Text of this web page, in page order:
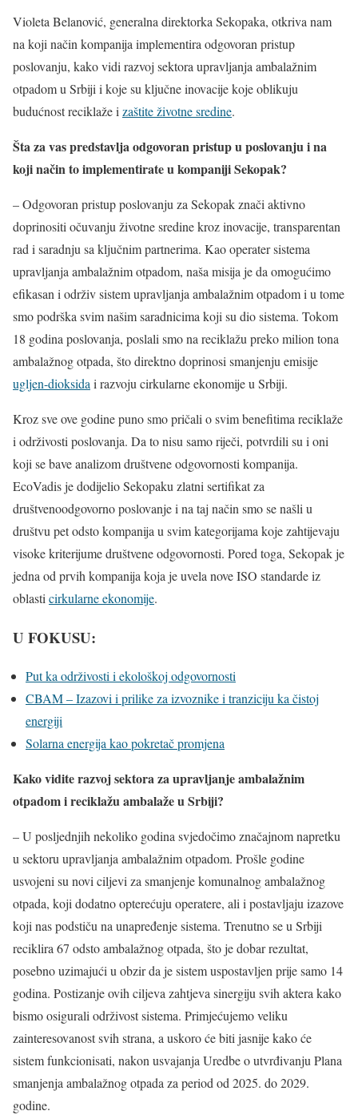
Violeta Belanović, generalna direktorka Sekopaka, otkriva nam
na koji način kompanija implementira odgovoran pristup
poslovanju, kako vidi razvoj sektora upravljanja ambalažnim
otpadom u Srbiji i koje su ključne inovacije koje oblikuju
budućnost reciklaže i zaštite životne sredine.
Šta za vas predstavlja odgovoran pristup u poslovanju i na
koji način to implementirate u kompaniji Sekopak?
– Odgovoran pristup poslovanju za Sekopak znači aktivno
doprinositi očuvanju životne sredine kroz inovacije, transparentan
rad i saradnju sa ključnim partnerima. Kao operater sistema
upravljanja ambalažnim otpadom, naša misija je da omogućimo
efikasan i održiv sistem upravljanja ambalažnim otpadom i u tome
smo podrška svim našim saradnicima koji su dio sistema. Tokom
18 godina poslovanja, poslali smo na reciklažu preko milion tona
ambalažnog otpada, što direktno doprinosi smanjenju emisije
ugljen-dioksida i razvoju cirkularne ekonomije u Srbiji.
Kroz sve ove godine puno smo pričali o svim benefitima reciklaže
i održivosti poslovanja. Da to nisu samo riječi, potvrdili su i oni
koji se bave analizom društvene odgovornosti kompanija.
EcoVadis je dodijelio Sekopaku zlatni sertifikat za
društvenoodgovorno poslovanje i na taj način smo se našli u
društvu pet odsto kompanija u svim kategorijama koje zahtijevaju
visoke kriterijume društvene odgovornosti. Pored toga, Sekopak je
jedna od prvih kompanija koja je uvela nove ISO standarde iz
oblasti cirkularne ekonomije.
U FOKUSU:
Put ka održivosti i ekološkoj odgovornosti
CBAM – Izazovi i prilike za izvoznike i tranziciju ka čistoj
energiji
Solarna energija kao pokretač promjena
Kako vidite razvoj sektora za upravljanje ambalažnim
otpadom i reciklažu ambalaže u Srbiji?
– U posljednjih nekoliko godina svjedočimo značajnom napretku
u sektoru upravljanja ambalažnim otpadom. Prošle godine
usvojeni su novi ciljevi za smanjenje komunalnog ambalažnog
otpada, koji dodatno opterećuju operatere, ali i postavljaju izazove
koji nas podstiču na unapređenje sistema. Trenutno se u Srbiji
reciklira 67 odsto ambalažnog otpada, što je dobar rezultat,
posebno uzimajući u obzir da je sistem uspostavljen prije samo 14
godina. Postizanje ovih ciljeva zahtjeva sinergiju svih aktera kako
bismo osigurali održivost sistema. Primjećujemo veliku
zainteresovanost svih strana, a uskoro će biti jasnije kako će
sistem funkcionisati, nakon usvajanja Uredbe o utvrđivanju Plana
smanjenja ambalažnog otpada za period od 2025. do 2029.
godine.